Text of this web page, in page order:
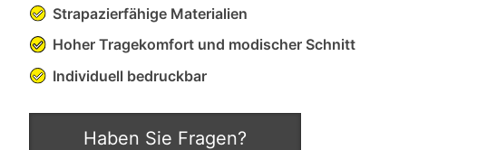
Strapazierfähige Materialien
Hoher Tragekomfort und modischer Schnitt
Individuell bedruckbar
Haben Sie Fragen?